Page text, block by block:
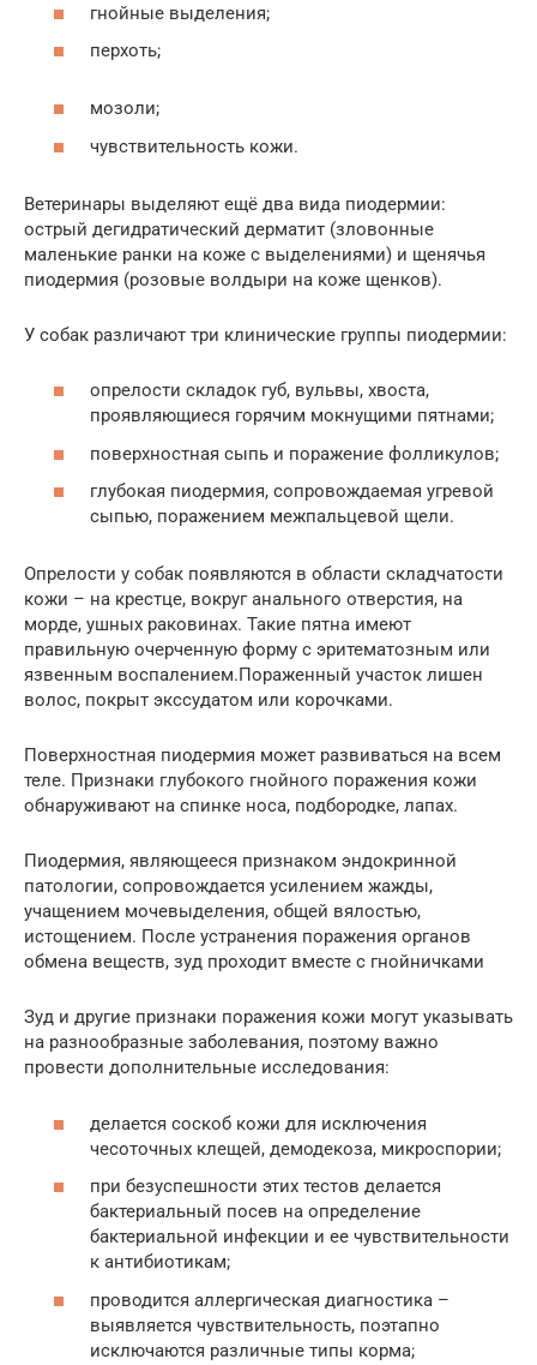
гнойные выделения;
перхоть;
мозоли;
чувствительность кожи.
Ветеринары выделяют ещё два вида пиодермии:
острый дегидратический дерматит (зловонные
маленькие ранки на коже с выделениями) и щенячья
пиодермия (розовые волдыри на коже щенков).
У собак различают три клинические группы пиодермии:
опрелости складок губ, вульвы, хвоста,
проявляющиеся горячим мокнущими пятнами;
поверхностная сыпь и поражение фолликулов;
глубокая пиодермия, сопровождаемая угревой
сыпью, поражением межпальцевой щели.
Опрелости у собак появляются в области складчатости
кожи – на крестце, вокруг анального отверстия, на
морде, ушных раковинах. Такие пятна имеют
правильную очерченную форму с эритематозным или
язвенным воспалением.Пораженный участок лишен
волос, покрыт экссудатом или корочками.
Поверхностная пиодермия может развиваться на всем
теле. Признаки глубокого гнойного поражения кожи
обнаруживают на спинке носа, подбородке, лапах.
Пиодермия, являющееся признаком эндокринной
патологии, сопровождается усилением жажды,
учащением мочевыделения, общей вялостью,
истощением. После устранения поражения органов
обмена веществ, зуд проходит вместе с гнойничками
Зуд и другие признаки поражения кожи могут указывать
на разнообразные заболевания, поэтому важно
провести дополнительные исследования:
делается соскоб кожи для исключения
чесоточных клещей, демодекоза, микроспории;
при безуспешности этих тестов делается
бактериальный посев на определение
бактериальной инфекции и ее чувствительности
к антибиотикам;
проводится аллергическая диагностика –
выявляется чувствительность, поэтапно
исключаются различные типы корма;